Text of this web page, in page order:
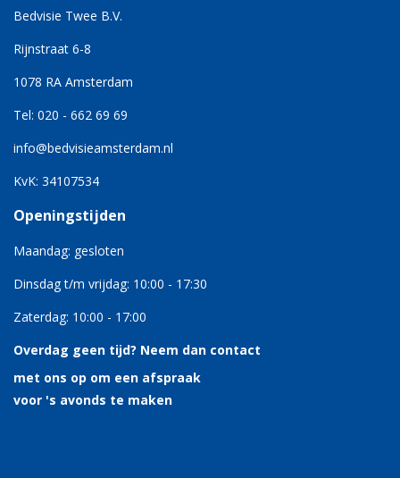
Bedvisie Twee B.V.
Rijnstraat 6-8
1078 RA Amsterdam
Tel: 020 - 662 69 69
info@bedvisieamsterdam.nl
KvK: 34107534
Openingstijden
Maandag: gesloten
Dinsdag t/m vrijdag: 10:00 - 17:30
Zaterdag: 10:00 - 17:00
Overdag geen tijd? Neem dan contact
met ons op om een afspraak
voor 's avonds te maken